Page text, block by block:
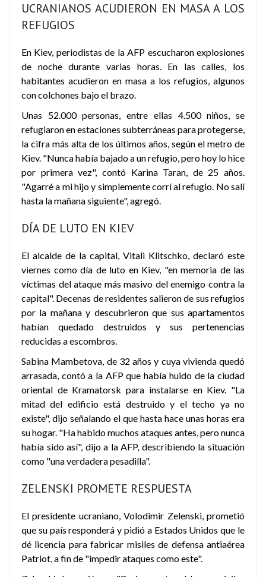
UCRANIANOS ACUDIERON EN MASA A LOS
REFUGIOS
En Kiev, periodistas de la AFP escucharon explosiones
de noche durante varias horas. En las calles, los
habitantes acudieron en masa a los refugios, algunos
con colchones bajo el brazo.
Unas 52.000 personas, entre ellas 4.500 niños, se
refugiaron en estaciones subterráneas para protegerse,
la cifra más alta de los últimos años, según el metro de
Kiev. "Nunca había bajado a un refugio, pero hoy lo hice
por primera vez", contó Karina Taran, de 25 años.
"Agarré a mi hijo y simplemente corrí al refugio. No salí
hasta la mañana siguiente", agregó.
DÍA DE LUTO EN KIEV
El alcalde de la capital, Vitali Klitschko, declaró este
viernes como día de luto en Kiev, "en memoria de las
víctimas del ataque más masivo del enemigo contra la
capital". Decenas de residentes salieron de sus refugios
por la mañana y descubrieron que sus apartamentos
habían quedado destruidos y sus pertenencias
reducidas a escombros.
Sabina Mambetova, de 32 años y cuya vivienda quedó
arrasada, contó a la AFP que había huido de la ciudad
oriental de Kramatorsk para instalarse en Kiev. "La
mitad del edificio está destruido y el techo ya no
existe", dijo señalando el que hasta hace unas horas era
su hogar. "Ha habido muchos ataques antes, pero nunca
había sido así", dijo a la AFP, describiendo la situación
como "una verdadera pesadilla".
ZELENSKI PROMETE RESPUESTA
El presidente ucraniano, Volodimir Zelenski, prometió
que su país responderá y pidió a Estados Unidos que le
dé licencia para fabricar misiles de defensa antiaérea
Patriot, a fin de "impedir ataques como este".